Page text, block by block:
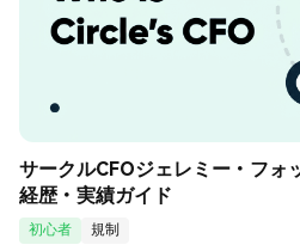
サークルCFOジェレミー・フォ
経歴・実績ガイド
初心者
規制